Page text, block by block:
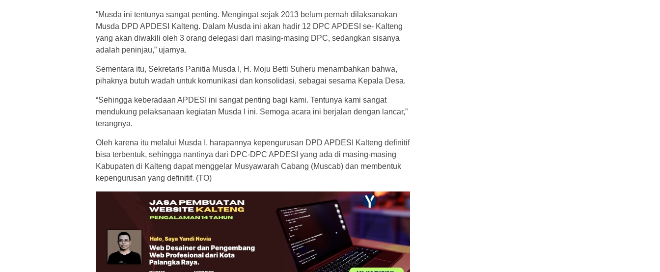
“Musda ini tentunya sangat penting. Mengingat sejak 2013 belum pernah dilaksanakan
Musda DPD APDESI Kalteng. Dalam Musda ini akan hadir 12 DPC APDESI se- Kalteng
yang akan diwakili oleh 3 orang delegasi dari masing-masing DPC, sedangkan sisanya
adalah peninjau,” ujarnya.
Sementara itu, Sekretaris Panitia Musda I, H. Moju Betti Suheru menambahkan bahwa,
pihaknya butuh wadah untuk komunikasi dan konsolidasi, sebagai sesama Kepala Desa.
“Sehingga keberadaan APDESI ini sangat penting bagi kami. Tentunya kami sangat
mendukung pelaksanaan kegiatan Musda I ini. Semoga acara ini berjalan dengan lancar,”
terangnya.
Oleh karena itu melalui Musda I, harapannya kepengurusan DPD APDESI Kalteng definitif
bisa terbentuk, sehingga nantinya dari DPC-DPC APDESI yang ada di masing-masing
Kabupaten di Kalteng dapat menggelar Musyawarah Cabang (Muscab) dan membentuk
kepengurusan yang definitif. (TO)